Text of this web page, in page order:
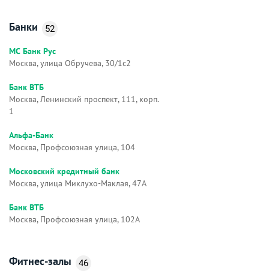
Банки 52
МС Банк Рус
Москва, улица Обручева, 30/1с2
Банк ВТБ
Москва, Ленинский проспект, 111, корп.
1
Альфа-Банк
Москва, Профсоюзная улица, 104
Московский кредитный банк
Москва, улица Миклухо-Маклая, 47А
Банк ВТБ
Москва, Профсоюзная улица, 102А
Фитнес-залы 46